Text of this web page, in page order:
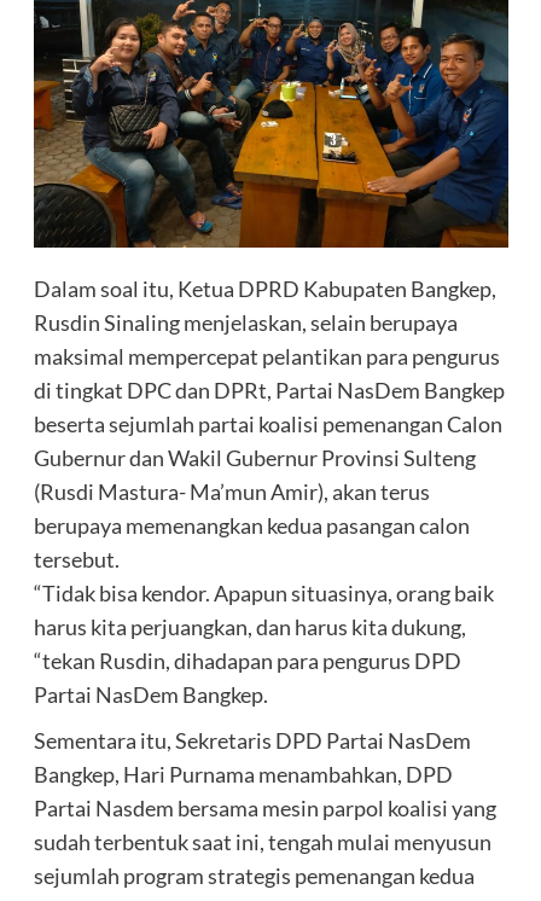
Dalam soal itu, Ketua DPRD Kabupaten Bangkep,
Rusdin Sinaling menjelaskan, selain berupaya
maksimal mempercepat pelantikan para pengurus
di tingkat DPC dan DPRt, Partai NasDem Bangkep
beserta sejumlah partai koalisi pemenangan Calon
Gubernur dan Wakil Gubernur Provinsi Sulteng
(Rusdi Mastura- Ma’mun Amir), akan terus
berupaya memenangkan kedua pasangan calon
tersebut.
“Tidak bisa kendor. Apapun situasinya, orang baik
harus kita perjuangkan, dan harus kita dukung,
“tekan Rusdin, dihadapan para pengurus DPD
Partai NasDem Bangkep.
Sementara itu, Sekretaris DPD Partai NasDem
Bangkep, Hari Purnama menambahkan, DPD
Partai Nasdem bersama mesin parpol koalisi yang
sudah terbentuk saat ini, tengah mulai menyusun
sejumlah program strategis pemenangan kedua